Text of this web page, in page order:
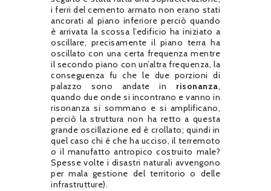
i ferri del cemento armato non erano stati
ancorati al piano inferiore perciò quando
è arrivata la scossa l’edificio ha iniziato a
oscillare, precisamente il piano terra ha
oscillato con una certa frequenza mentre
il secondo piano con un’altra frequenza, la
conseguenza fu che le due porzioni di
palazzo sono andate in risonanza,
quando due onde si incontrano e vanno in
risonanza si sommano e si amplificano,
perciò la struttura non ha retto a questa
grande oscillazione ed è crollato; quindi in
quel caso chi è che ha ucciso, il terremoto
o il manufatto antropico costruito male?
Spesse volte i disastri naturali avvengono
per mala gestione del territorio o delle
infrastrutture).